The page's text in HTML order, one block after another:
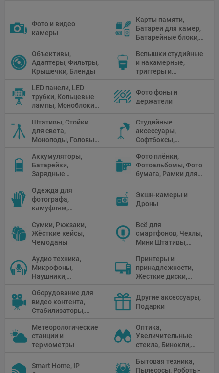
Фото и видео
камеры
Карты памяти,
Батареи для камер,
Батарейные блоки,
Объективы,
Адаптеры, Фильтры,
Крышечки, Бленды
Вспышки студийные
и накамерные,
триггеры и
LED панели, LED
трубки, Кольцевые
лампы, Моноблоки,
Флуоресцентное и
галогенное
освещение
Фото фоны и
держатели
Штативы, Стойки
для света,
Моноподы, Головы
Студийные
аксессуары,
Софтбоксы,
Рефлекторы,
Отражатели,
Предметные
Аккумуляторы,
Батарейки,
Зарядные
питания, Солнечные
панели
Фото плёнки,
Фотоальбомы, Фото
бумага, Рамки для
камеры
Одежда для
фотографа,
камуфляж,
Экшн-камеры и
Дроны
Сумки, Рюкзаки,
Жёсткие кейсы,
Чемоданы
Всё для
смартфонов, Чехлы,
Мини Штативы,
Аудио техника,
Микрофоны,
Наушники,
микшеры, Кабели и
адаптеры
Принтеры и
принадлежности,
Жесткие диски,
Проекторы,
Графические
Планшеты, Бумага
Оборудование для
видео контента,
Стабилизаторы,
Мониторы,
Профессиональное
видео
Другие аксессуары,
Подарки
Метеорологические
станции и
термометры
Оптика,
Увеличительные
стекла, Бинокли,
Телескопы,
Прицелы,
Smart Home, IP
Бытовая техника,
Пылесосы, Роботы-